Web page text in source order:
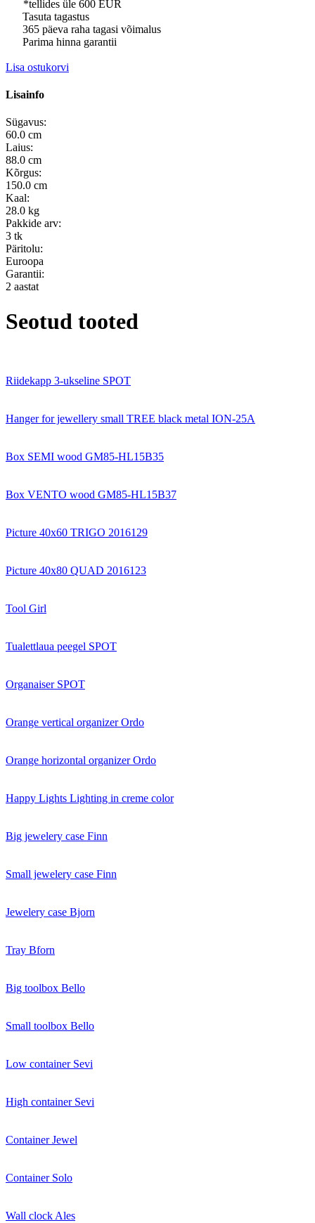
*tellides üle 600 EUR
Tasuta tagastus
365 päeva raha tagasi võimalus
Parima hinna garantii
Lisa ostukorvi
Lisainfo
Sügavus:
60.0 cm
Laius:
88.0 cm
Kõrgus:
150.0 cm
Kaal:
28.0 kg
Pakkide arv:
3 tk
Päritolu:
Euroopa
Garantii:
2 aastat
Seotud tooted
Riidekapp 3-ukseline SPOT
Hanger for jewellery small TREE black metal ION-25A
Box SEMI wood GM85-HL15B35
Box VENTO wood GM85-HL15B37
Picture 40x60 TRIGO 2016129
Picture 40x80 QUAD 2016123
Tool Girl
Tualettlaua peegel SPOT
Organaiser SPOT
Orange vertical organizer Ordo
Orange horizontal organizer Ordo
Happy Lights Lighting in creme color
Big jewelery case Finn
Small jewelery case Finn
Jewelery case Bjorn
Tray Bforn
Big toolbox Bello
Small toolbox Bello
Low container Sevi
High container Sevi
Container Jewel
Container Solo
Wall clock Ales